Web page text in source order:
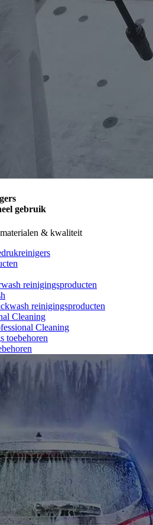
gebruik
& kwaliteit
reinigingsproducten
reinigingsproducten
Cleaning
Cleaning
toebehoren